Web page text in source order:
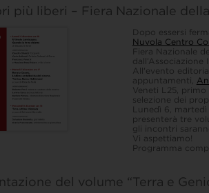
più liberi – Fiera Nazionale
Dopo essersi
Nuvola Centro
Fiera Nazionale
dall’Associazione
All'evento
appuntamenti,
Veneti L25,
selezione dei
Lunedì 6,
presenterà tre
gli incontri
Vi aspettiamo!
Programma
del volume “Terra e